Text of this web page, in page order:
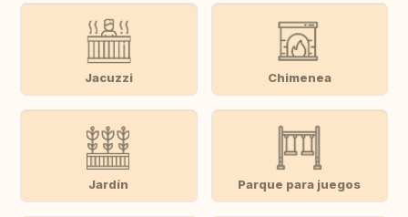
Jacuzzi Chimenea
Jardín Parque para juegos